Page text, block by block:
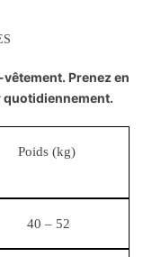
Prenez en
quotidiennement.
Poids (kg)
40 – 52